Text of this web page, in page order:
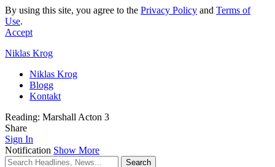
By using this site, you agree to the Privacy Policy and Terms of
Use.
Accept
Niklas Krog
Niklas Krog
Blogg
Kontakt
Reading: Marshall Acton 3
Share
Sign In
Notification Show More